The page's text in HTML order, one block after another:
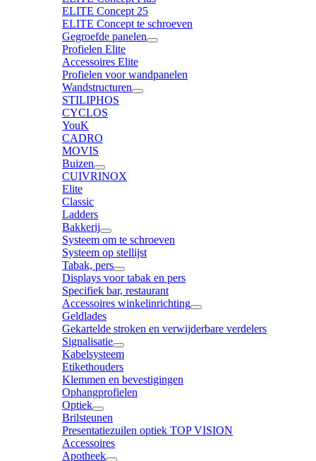
ELITE Concept 25
ELITE Concept te schroeven
Gegroefde panelen
Profielen Elite
Accessoires Elite
Profielen voor wandpanelen
Wandstructuren
STILIPHOS
CYCLOS
YouK
CADRO
MOVIS
Buizen
CUIVRINOX
Elite
Classic
Ladders
Bakkerij
Systeem om te schroeven
Systeem op stellijst
Tabak, pers
Displays voor tabak en pers
Specifiek bar, restaurant
Accessoires winkelinrichting
Geldlades
Gekartelde stroken en verwijderbare verdelers
Signalisatie
Kabelsysteem
Etikethouders
Klemmen en bevestigingen
Ophangprofielen
Optiek
Brilsteunen
Presentatiezuilen optiek TOP VISION
Accessoires
Apotheek